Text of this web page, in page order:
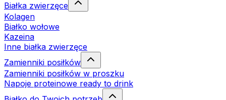
Białka zwierzęce
Kolagen
Białko wołowe
Kazeina
Inne białka zwierzęce
Zamienniki posiłków
Zamienniki posiłków w proszku
Napoje proteinowe ready to drink